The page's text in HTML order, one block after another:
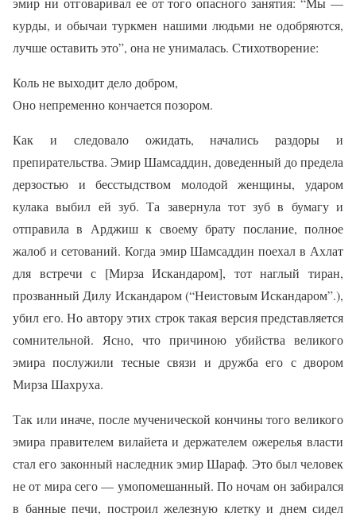
курды, и обычаи туркмен нашими людьми не одобряются,
лучше оставить это”, она не унималась. Стихотворение:
Коль не выходит дело добром,
Оно непременно кончается позором.
Как и следовало ожидать, начались раздоры и
препирательства. Эмир Шамсаддин, доведенный до предела
дерзостью и бесстыдством молодой женщины, ударом
кулака выбил ей зуб. Та завернула тот зуб в бумагу и
отправила в Арджиш к своему брату послание, полное
жалоб и сетований. Когда эмир Шамсаддин поехал в Ахлат
для встречи с [Мирза Искандаром], тот наглый тиран,
прозванный Дилу Искандаром (“Неистовым Искандаром”.),
убил его. Но автору этих строк такая версия представляется
сомнительной. Ясно, что причиною убийства великого
эмира послужили тесные связи и дружба его с двором
Мирза Шахруха.
Так или иначе, после мученической кончины того великого
эмира правителем вилайета и держателем ожерелья власти
стал его законный наследник эмир Шараф. Это был человек
не от мира сего — умопомешанный. По ночам он забирался
в банные печи, построил железную клетку и днем сидел